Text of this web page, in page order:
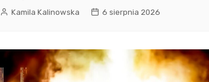
Kamila Kalinowska 6 sierpnia 2026